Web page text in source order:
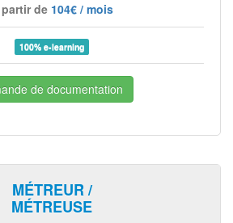
de 104€ / mois
100% e-learning
de documentation
MÉTREUR /
MÉTREUSE